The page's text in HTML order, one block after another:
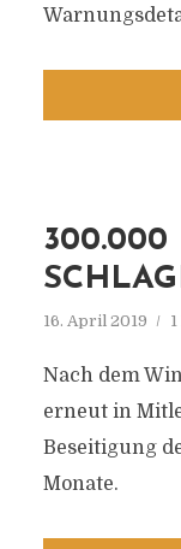
300.000
16. April 2019
Nach dem
erneut in
Beseitigung
Monate.